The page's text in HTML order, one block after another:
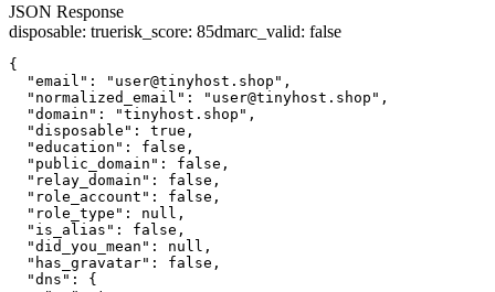
JSON Response
disposable: truerisk_score: 85dmarc_valid: false
{
  "email": "user@tinyhost.shop",
  "normalized_email": "user@tinyhost.shop",
  "domain": "tinyhost.shop",
  "disposable": true,
  "education": false,
  "public_domain": false,
  "relay_domain": false,
  "role_account": false,
  "role_type": null,
  "is_alias": false,
  "did_you_mean": null,
  "has_gravatar": false,
  "dns": {